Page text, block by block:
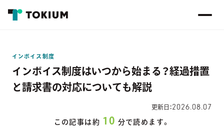
インボイス制度
インボイス制度はいつから始まる？経過措置
と請求書の対応についても解説
更新日：2026.08.07
この記事は約 10 分で読めます。